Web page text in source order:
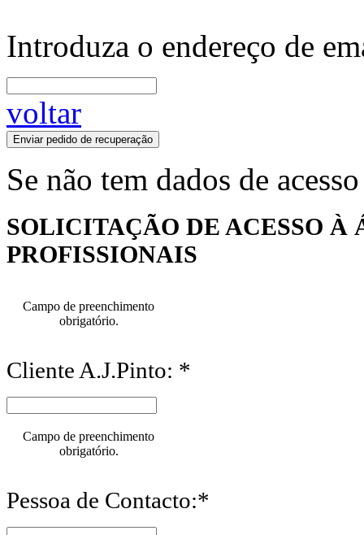
Introduza o endereço de
voltar
Enviar pedido de recuperação
Se não tem dados de
SOLICITAÇÃO DE ACESSO À
PROFISSIONAIS
Campo de preenchimento
obrigatório.
Cliente A.J.Pinto: *
Campo de preenchimento
obrigatório.
Pessoa de Contacto:*